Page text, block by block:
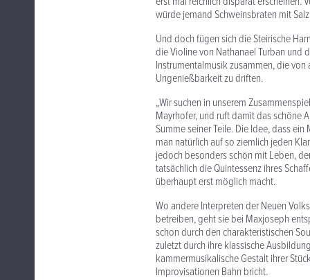
würde jemand Schweinsbraten mit
Und doch fügen sich die Steirische
die Violine von Nathanael Turban und
Instrumentalmusik zusammen, die
Ungenießbarkeit zu driften.
„Wir suchen in unserem
Mayrhofer, und ruft damit das schöne
Summe seiner Teile. Die Idee, dass
man natürlich auf so ziemlich jeden
jedoch besonders schön mit Leben,
tatsächlich die Quintessenz ihres
überhaupt erst möglich macht.
Wo andere Interpreten der Neuen
betreiben, geht sie bei Maxjoseph
schon durch den charakteristischen
zuletzt durch ihre klassische
kammermusikalische Gestalt ihrer
Improvisationen Bahn bricht.